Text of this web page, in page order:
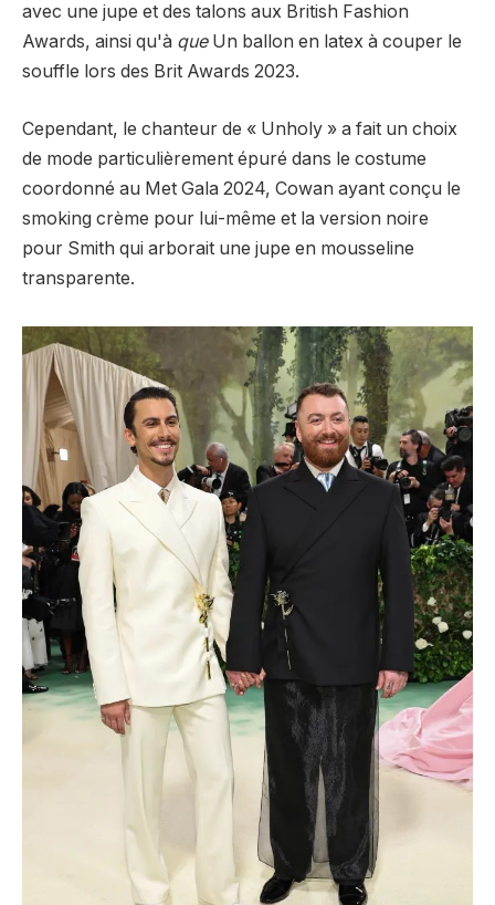
avec une jupe et des talons aux British Fashion
Awards, ainsi qu'à queUn ballon en latex à couper le
souffle lors des Brit Awards 2023.
Cependant, le chanteur de « Unholy » a fait un choix
de mode particulièrement épuré dans le costume
coordonné au Met Gala 2024, Cowan ayant conçu le
smoking crème pour lui-même et la version noire
pour Smith qui arborait une jupe en mousseline
transparente.